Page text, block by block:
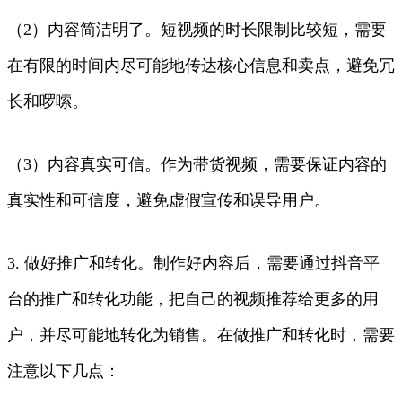
（2）内容简洁明了。短视频的时长限制比较短，需要
在有限的时间内尽可能地传达核心信息和卖点，避免冗
长和啰嗦。
（3）内容真实可信。作为带货视频，需要保证内容的
真实性和可信度，避免虚假宣传和误导用户。
3. 做好推广和转化。制作好内容后，需要通过抖音平
台的推广和转化功能，把自己的视频推荐给更多的用
户，并尽可能地转化为销售。在做推广和转化时，需要
注意以下几点：